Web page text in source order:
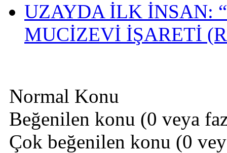
UZAYDA İLK İNSAN:
MUCİZEVİ İŞARETİ
Normal Konu
Beğenilen konu (0 veya
Çok beğenilen konu (0